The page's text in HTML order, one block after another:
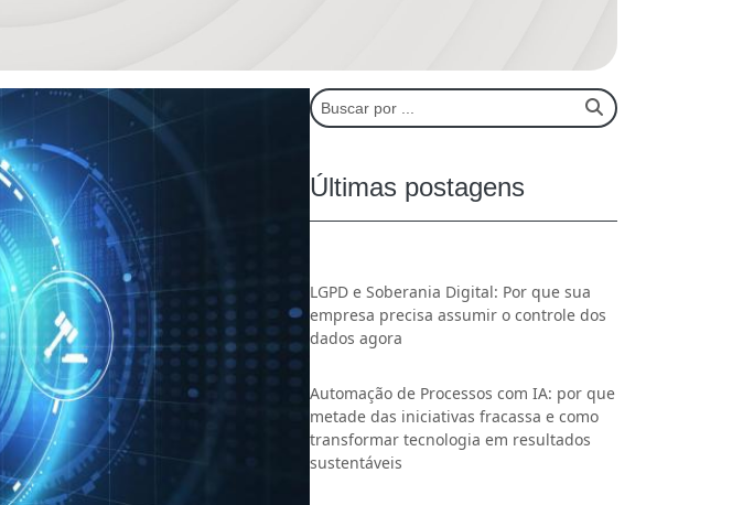
Últimas postagens
LGPD e Soberania Digital: Por que sua
empresa precisa assumir o controle dos
dados agora
Automação de Processos com IA: por que
metade das iniciativas fracassa e como
transformar tecnologia em resultados
sustentáveis